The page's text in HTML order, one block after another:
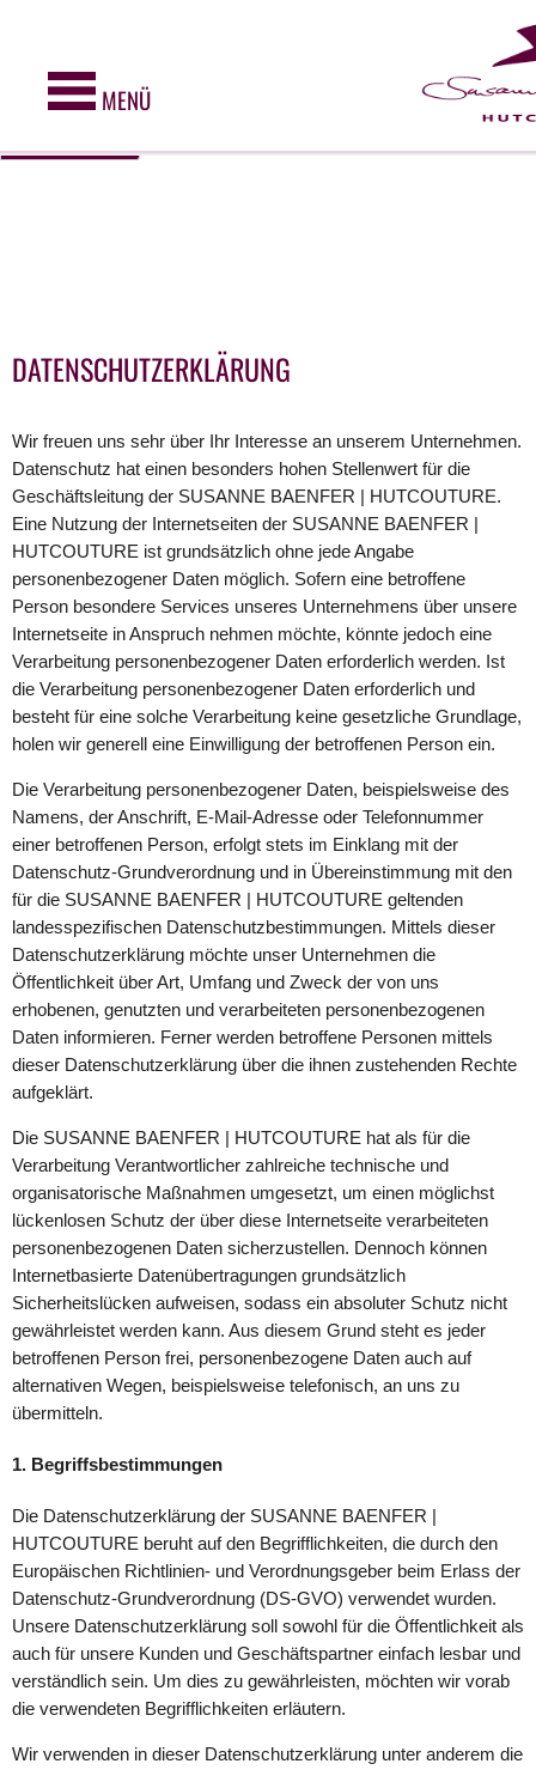
Benutzerführung und Webanalyse verwendet und helfen dabei, diese
Webseite zu verbessern. Durch die weitere Nutzung dieser
Webseite erklären Sie sich mit unserer Cookie-Police einverstanden.
MENÜ
DATENSCHUTZERKLÄRUNG
Wir freuen uns sehr über Ihr Interesse an unserem Unternehmen.
Datenschutz hat einen besonders hohen Stellenwert für die
Geschäftsleitung der SUSANNE BAENFER | HUTCOUTURE.
Eine Nutzung der Internetseiten der SUSANNE BAENFER |
HUTCOUTURE ist grundsätzlich ohne jede Angabe
personenbezogener Daten möglich. Sofern eine betroffene
Person besondere Services unseres Unternehmens über unsere
Internetseite in Anspruch nehmen möchte, könnte jedoch eine
Verarbeitung personenbezogener Daten erforderlich werden. Ist
die Verarbeitung personenbezogener Daten erforderlich und
besteht für eine solche Verarbeitung keine gesetzliche Grundlage,
holen wir generell eine Einwilligung der betroffenen Person ein.
Die Verarbeitung personenbezogener Daten, beispielsweise des
Namens, der Anschrift, E-Mail-Adresse oder Telefonnummer
einer betroffenen Person, erfolgt stets im Einklang mit der
Datenschutz-Grundverordnung und in Übereinstimmung mit den
für die SUSANNE BAENFER | HUTCOUTURE geltenden
landesspezifischen Datenschutzbestimmungen. Mittels dieser
Datenschutzerklärung möchte unser Unternehmen die
Öffentlichkeit über Art, Umfang und Zweck der von uns
erhobenen, genutzten und verarbeiteten personenbezogenen
Daten informieren. Ferner werden betroffene Personen mittels
dieser Datenschutzerklärung über die ihnen zustehenden Rechte
aufgeklärt.
Die SUSANNE BAENFER | HUTCOUTURE hat als für die
Verarbeitung Verantwortlicher zahlreiche technische und
organisatorische Maßnahmen umgesetzt, um einen möglichst
lückenlosen Schutz der über diese Internetseite verarbeiteten
personenbezogenen Daten sicherzustellen. Dennoch können
Internetbasierte Datenübertragungen grundsätzlich
Sicherheitslücken aufweisen, sodass ein absoluter Schutz nicht
gewährleistet werden kann. Aus diesem Grund steht es jeder
betroffenen Person frei, personenbezogene Daten auch auf
alternativen Wegen, beispielsweise telefonisch, an uns zu
übermitteln.
1. Begriffsbestimmungen
Die Datenschutzerklärung der SUSANNE BAENFER |
HUTCOUTURE beruht auf den Begrifflichkeiten, die durch den
Europäischen Richtlinien- und Verordnungsgeber beim Erlass der
Datenschutz-Grundverordnung (DS-GVO) verwendet wurden.
Unsere Datenschutzerklärung soll sowohl für die Öffentlichkeit als
auch für unsere Kunden und Geschäftspartner einfach lesbar und
verständlich sein. Um dies zu gewährleisten, möchten wir vorab
die verwendeten Begrifflichkeiten erläutern.
Wir verwenden in dieser Datenschutzerklärung unter anderem die